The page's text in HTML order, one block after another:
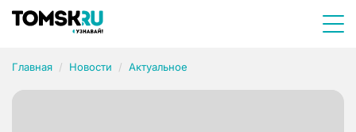
Главная Новости Актуальное